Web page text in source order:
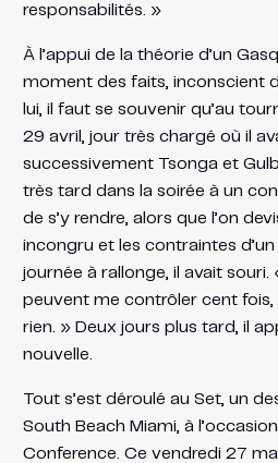
responsabilités. »
À l’appui de la théorie d’un
moment des faits, inconscient
lui, il faut se souvenir qu’au
29 avril, jour très chargé où il
successivement Tsonga et
très tard dans la soirée à un
de s’y rendre, alors que l’on
incongru et les contraintes
journée à rallonge, il avait souri.
peuvent me contrôler cent fois,
rien. » Deux jours plus tard, il
nouvelle.
Tout s’est déroulé au Set, un
South Beach Miami, à
Conference. Ce vendredi 27